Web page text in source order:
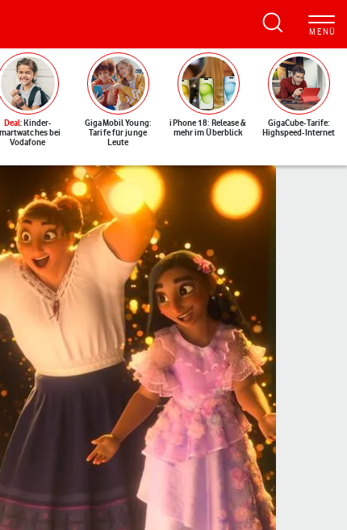
Deal: Kinder-
bei
Vodafone
GigaMobil Young:
Tarife für junge
Leute
iPhone 18: Release &
mehr im Überblick
GigaCube-Tarife:
Highspeed-Internet